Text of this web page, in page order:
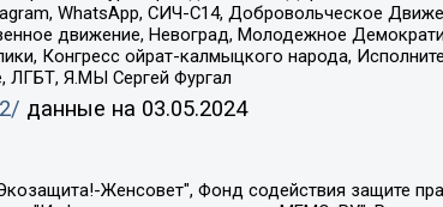
WhatsApp, СИЧ-С14, Добровольческое
движение, Невоград, Молодежное
Конгресс ойрат-калмыцкого народа,
ЛГБТ, Я.МЫ Сергей Фургал
данные на 03.05.2024
Роман Сергеевич, Гликин Максим Александрович, Железнова Мария Михайловна, Лукьянова Юлия Сергеевна, Маетная Елизавета Витальевна, Маняхин Петр Борисович, Чуракова Ольга Владимировна, Ярош Юлия Петровна, Юридическое лицо "The Insider SIA", зарегистрированное в Риге, Латвийская Республика (дата регистрации 26.06.2015), являющееся администратором доменного имени интернет-издания "The Insider SIA", https://theins.ru, Постернак Алексей Евгеньевич, Рубин Михаил Аркадьевич, Анин Роман Александрович, Юридическое лицо Istories fonds, зарегистрированное в Латвийской Республике (регистрационный номер 50008295751, дата регистрации 24.02.2020), Великовский Дмитрий Александрович, Долинина Ирина Николаевна, Мароховская Алеся Алексеевна, Шлейнов Роман Юрьевич, Шмагун Олеся Валентиновна, Общество с ограниченной ответственностью "Альтаир 2021", Общество с ограниченной ответственностью "Вега 2021", Общество с ограниченной ответственностью "Главный редактор 2021", Общество с ограниченной ответственностью "Ромашки монолит", Важенков Артем Валерьевич, Ивановская областная общественная организация "Центр гендерных исследований", Гурман Юрий Альбертович, Медиапроект "ОВД-Инфо", Егоров Владимир Владимирович, Жилинский Владимир Александрович, Общество с ограниченной ответственностью "ЗП", Иванова София Юрьевна, Карезина Инна Павловна, Кильтау Екатерина Викторовна, Петров Алексей Викторович, Пискунов Сергей Евгеньевич, Смирнов Сергей Сергеевич, Тихонов Михаил Сергеевич, Общество с ограниченной ответственностью "ЖУРНАЛИСТ-ИНОСТРАННЫЙ АГЕНТ", Арапова Галина Юрьевна, Вольтская Татьяна Анатольевна, Американская компания "Mason G.E.S. Anonymous Foundation" (США), являющаяся владельцем интернет-издания https://mnews.world/, Компания "Stichting Bellingcat", зарегистрированная в Нидерландах (дата регистрации 11.07.2018), Захаров Андрей Вячеславович, Клепиковская Екатерина Дмитриевна, Общество с ограниченной ответственностью "МЕМО", Перл Роман Александрович, Симонов Евгений Алексеевич, Соловьева Елена Анатольевна, Сотников Даниил Владимирович, Сурначева Елизавета Дмитриевна, Автономная некоммерческая организация по защите прав человека и информированию населения "Якутия – Наше Мнение", Общество с ограниченной ответственностью "Москоу диджитал медиа", с 26.01.2023 Общество с ограниченной ответственностью "Чайка Белые сады", Ветошкина Валерия Валерьевна, Заговора Максим Александрович, Межрегиональное общественное движение "Российская ЛГБТ - сеть", Оленичев Максим Владимирович, Павлов Иван Юрьевич, Скворцова Елена Сергеевна, Общество с ограниченной ответственностью "Как бы инагент", Кочетков Игорь Викторович, Общество с ограниченной ответственностью "Честные выборы", Еланчик Олег Александрович, Общество с ограниченной ответственностью "Нобелевский призыв", Гималова Регина Эмилевна, Григорьев Андрей Валерьевич, Григорьева Алина Александровна, Ассоциация по содействию защите прав призывников, альтернативнослужащих и военнослужащих "Правозащитная группа